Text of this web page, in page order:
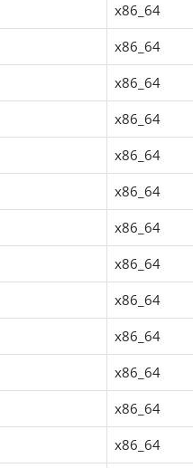
x86_64
x86_64
x86_64
x86_64
x86_64
x86_64
x86_64
x86_64
x86_64
x86_64
x86_64
x86_64
x86_64